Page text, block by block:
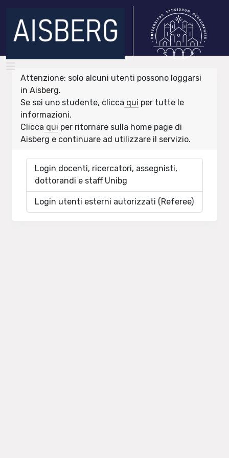
Attenzione: solo alcuni utenti possono loggarsi
in Aisberg.
Se sei uno studente, clicca qui per tutte le
informazioni.
Clicca qui per ritornare sulla home page di
Aisberg e continuare ad utilizzare il servizio.
Login docenti, ricercatori, assegnisti,
dottorandi e staff Unibg
Login utenti esterni autorizzati (Referee)